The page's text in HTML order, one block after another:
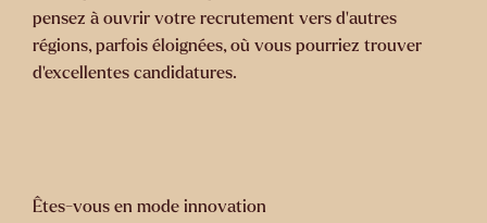
pensez à ouvrir votre recrutement vers d’autres
régions, parfois éloignées, où vous pourriez trouver
d’excellentes candidatures.
Êtes-vous en mode innovation